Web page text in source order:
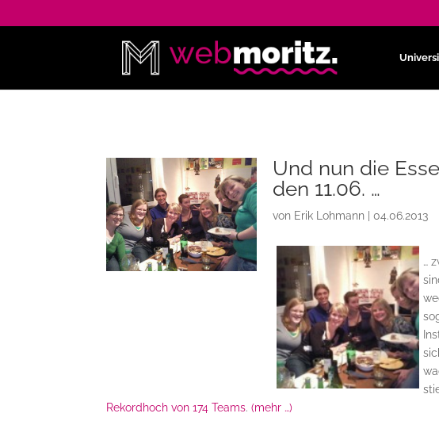
Und nun die
den 11.06. …
von Erik Lohmann |04.06.2013
…
Rekordhoch von 174 Teams.(mehr …)